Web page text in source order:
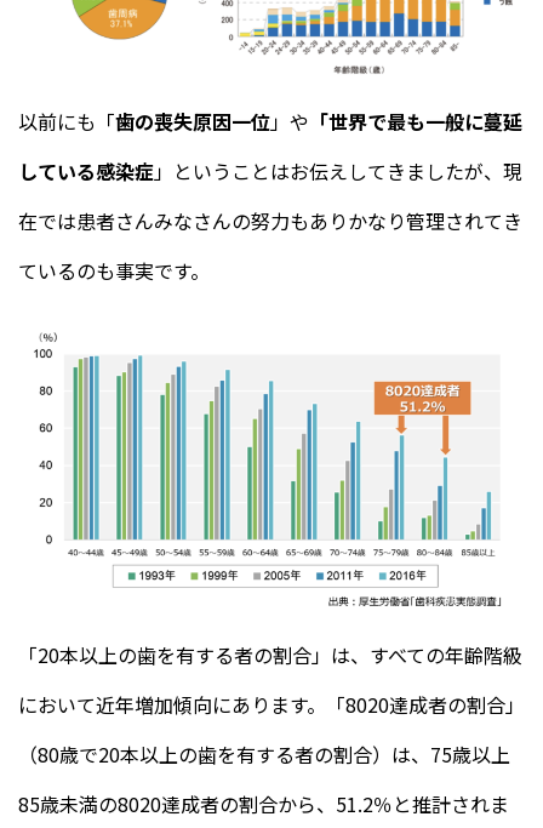
以前にも「歯の喪失原因一位」や 「世界で最も一般に蔓延
している感染症」ということはお伝えしてきましたが、現
在では患者さんみなさんの努力もありかなり管理されてき
ているのも事実です。
「20本以上の歯を有する者の割合」は、すべての年齢階級
において近年増加傾向にあります。「8020達成者の割合」
（80歳で20本以上の歯を有する者の割合）は、75歳以上
85歳未満の8020達成者の割合から、51.2％と推計されま